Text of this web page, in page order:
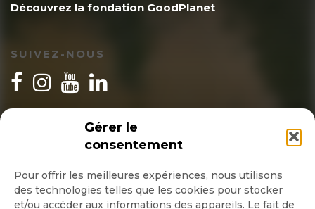
Gérer le
consentement
Pour offrir les meilleures expériences, nous utilisons
des technologies telles que les cookies pour stocker
et/ou accéder aux informations des appareils. Le fait de
Découvrez la fondation GoodPlanet
SUIVEZ-NOUS
INSCRIPTION NEWSLETTER
Quotidienne